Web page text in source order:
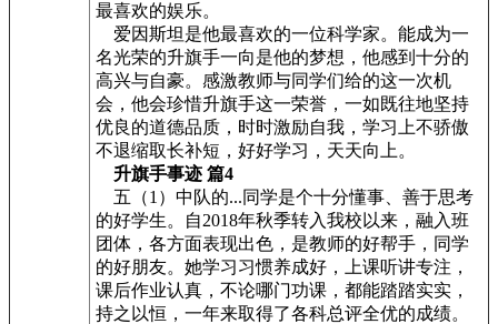
最喜欢的娱乐。
爱因斯坦是他最喜欢的一位科学家。能成为一
名光荣的升旗手一向是他的梦想，他感到十分的
高兴与自豪。感激教师与同学们给的这一次机
会，他会珍惜升旗手这一荣誉，一如既往地坚持
优良的道德品质，时时激励自我，学习上不骄傲
不退缩取长补短，好好学习，天天向上。
升旗手事迹 篇4
五（1）中队的...同学是个十分懂事、善于思考
的好学生。自2018年秋季转入我校以来，融入班
团体，各方面表现出色，是教师的好帮手，同学
的好朋友。她学习习惯养成好，上课听讲专注，
课后作业认真，不论哪门功课，都能踏踏实实，
持之以恒，一年来取得了各科总评全优的成绩。